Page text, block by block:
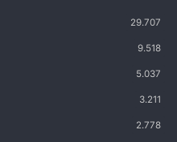
29.707
9.518
5.037
3.211
2.778